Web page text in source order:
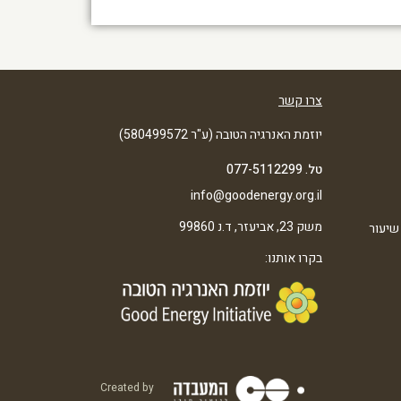
צרו קשר
יוזמת האנרגיה הטובה (ע"ר 580499572)
טל. 077-5112299
info@goodenergy.org.il
משק 23, אביעזר, ד.נ 99860
בקרו אותנו:
Created by